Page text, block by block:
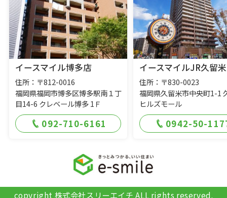
イースマイル博多店
住所：〒812-0016
福岡県福岡市博多区博多駅南１丁
目14-6 クレベール博多 1Ｆ
092-710-6161
イースマイルJR久留
住所：〒830-0023
福岡県久留米市中央町1-1
ヒルズモール
0942-50-
copyright 株式会社スリーエイチ ALL rights reserved.